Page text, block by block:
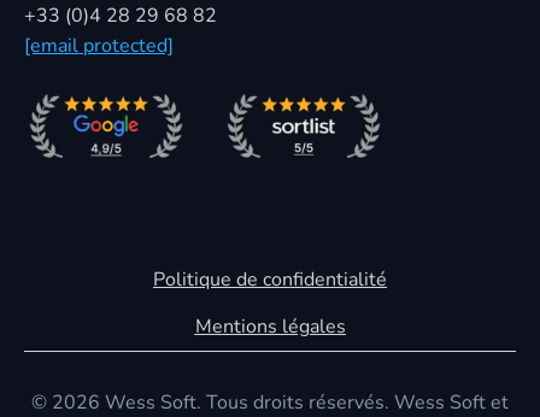
+33 (0)4 28 29 68 82
[email protected]
Politique de confidentialité
Mentions légales
© 2026 Wess Soft. Tous droits réservés. Wess Soft et